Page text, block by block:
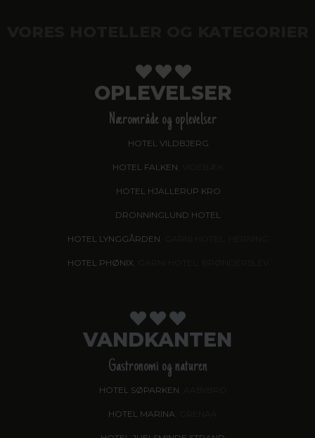
OPLEVELSER
Nærområde og oplevelser
HOTEL VILDBJERG
HOTEL FALKEN
HOTEL HJALLERUP KRO
DRONNINGLUND HOTEL
HOTEL LYNGGÅRDEN
HOTEL PHØNIX
VANDKANTEN
Gastronomi og naturen
HOTEL SØPARKEN
HOTEL MARINA